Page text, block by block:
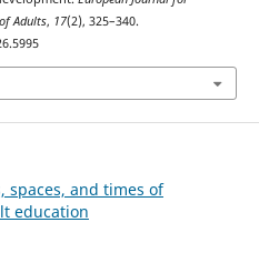
Adults, 17(2), 325–340.
spaces, and times of
education